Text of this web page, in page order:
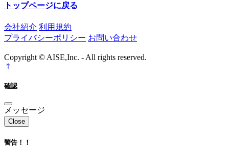
トップページに戻る
会社紹介 利用規約
プライバシーポリシー お問い合わせ
Copyright © AISE,Inc. - All rights reserved.
確認
メッセージ
Close
警告！！